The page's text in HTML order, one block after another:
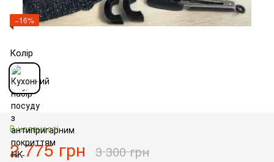
−16%
Колір
В наявності
2 775 грн 3 300 грн